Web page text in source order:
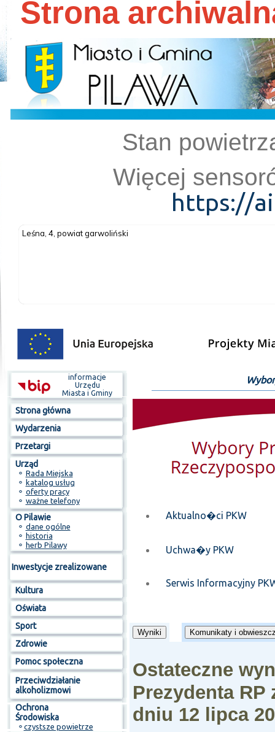
Strona
Stan
Więcej
https://
informacje
Urzędu
Miasta i Gminy
Strona główna
Wydarzenia
Przetargi
Urząd
⚬ Rada Miejska
⚬ katalog usług
⚬ oferty pracy
⚬ ważne telefony
O Pilawie
⚬ dane ogólne
⚬ historia
⚬ herb Pilawy
Inwestycje zrealizowane
Kultura
Oświata
Sport
Zdrowie
Pomoc społeczna
Przeciwdziałanie
alkoholizmowi
Ochrona
Środowiska
⚬ czystsze powietrze
Aktualno�ci PKW
Uchwa�y PKW
Serwis Informacyjny
Wyniki Komunikaty i
Ostateczne
Prezydenta
dniu 12 lipca